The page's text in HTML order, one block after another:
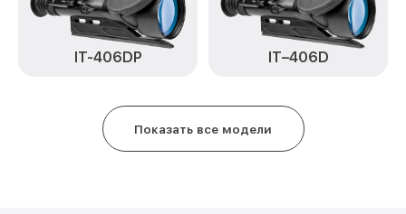
Замена дисплея (экрана) IT-124
Infratech
от 750₽
Ремонт Wi-Fi IT-124 Infratech
Восстановление после попадания влаги
IT-406DP IT–406D
Показать все модели